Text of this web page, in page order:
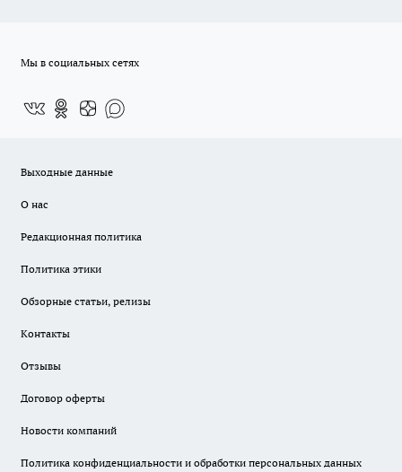
Мы в социальных сетях
Выходные данные
О нас
Редакционная политика
Политика этики
Обзорные статьи, релизы
Контакты
Отзывы
Договор оферты
Новости компаний
Политика конфиденциальности и обработки персональных данных